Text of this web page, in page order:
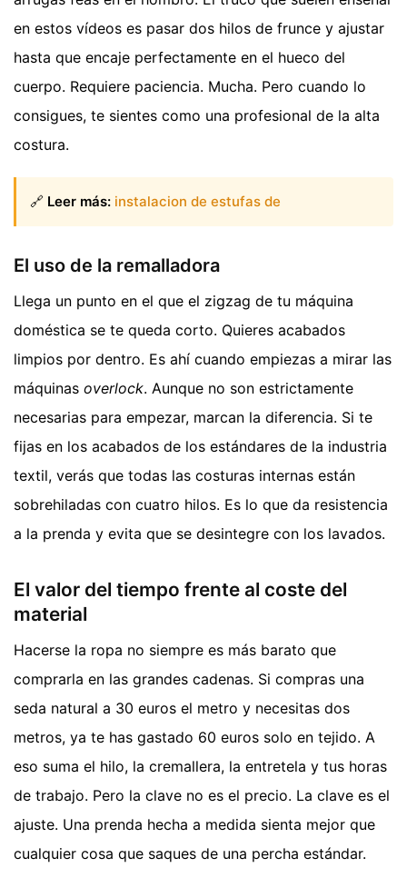
en estos vídeos es pasar dos hilos de frunce y ajustar
hasta que encaje perfectamente en el hueco del
cuerpo. Requiere paciencia. Mucha. Pero cuando lo
consigues, te sientes como una profesional de la alta
costura.
🔗 Leer más: instalacion de estufas de
El uso de la remalladora
Llega un punto en el que el zigzag de tu máquina
doméstica se te queda corto. Quieres acabados
limpios por dentro. Es ahí cuando empiezas a mirar las
máquinas overlock. Aunque no son estrictamente
necesarias para empezar, marcan la diferencia. Si te
fijas en los acabados de los estándares de la industria
textil, verás que todas las costuras internas están
sobrehiladas con cuatro hilos. Es lo que da resistencia
a la prenda y evita que se desintegre con los lavados.
El valor del tiempo frente al coste del
material
Hacerse la ropa no siempre es más barato que
comprarla en las grandes cadenas. Si compras una
seda natural a 30 euros el metro y necesitas dos
metros, ya te has gastado 60 euros solo en tejido. A
eso suma el hilo, la cremallera, la entretela y tus horas
de trabajo. Pero la clave no es el precio. La clave es el
ajuste. Una prenda hecha a medida sienta mejor que
cualquier cosa que saques de una percha estándar.